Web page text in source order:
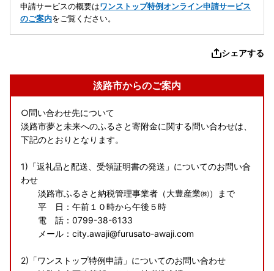
申請サービスの概要はワンストップ特例オンライン申請サービス
のご案内をご覧ください。
シェアする
淡路市からのご案内
○問い合わせ先について
淡路市夢と未来へのふるさと寄附金に関する問い合わせは、
下記のとおりとなります。
1)「返礼品と配送、受領証明書の発送」についてのお問い合
わせ
淡路市ふるさと納税管理事業者（大豊産業㈱）まで
平 日：午前１０時から午後５時
電 話：0799-38-6133
メール：city.awaji@furusato-awaji.com
2)「ワンストップ特例申請」についてのお問い合わせ